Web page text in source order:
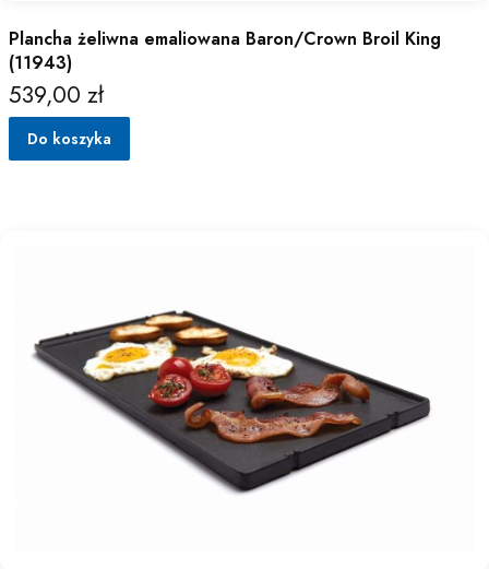
Plancha żeliwna emaliowana Baron/Crown Broil King
(11943)
Cena
539,00 zł
Do koszyka